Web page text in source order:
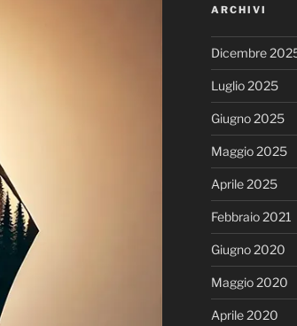
ARCHIVI
Dicembre
Luglio 2025
Giugno 2025
Maggio 2025
Aprile 2025
Febbraio 2021
Giugno 2020
Maggio 2020
Aprile 2020